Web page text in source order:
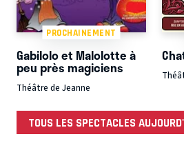
PROCHAINEMENT
Gabilolo et Malolotte à
peu près magiciens
Théâtre de Jeanne
TOUS LES SPECTACLES